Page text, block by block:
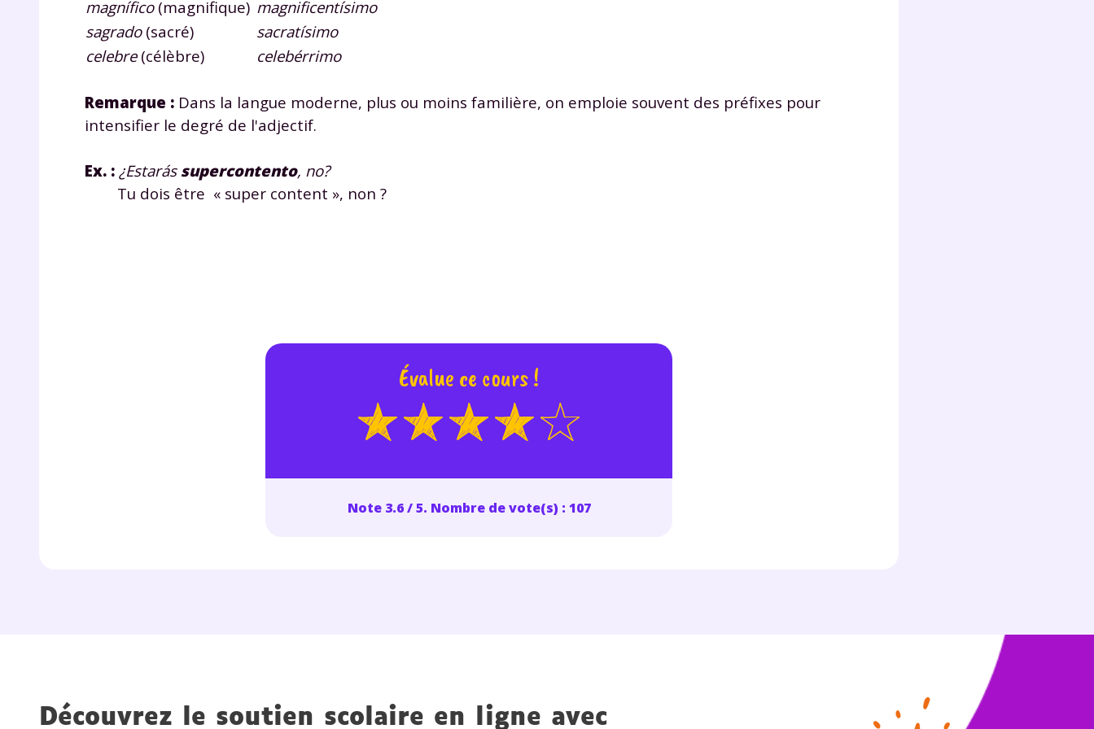
magnífico(magnifique) magnificentísimo
sagrado(sacré)
sacratísimo
celebre(célèbre) celebérrimo
Remarque : Dans la langue moderne, plus ou moins familière, on emploie souvent des préfixes pour
intensifier le degré de l'adjectif.
Ex. : ¿Estarás supercontento, no?
Tu dois être « super content », non ?
Évalue ce cours !
Note 3.6 / 5. Nombre de vote(s) : 107
Découvrez le soutien scolaire en ligne avec
de vos données personnelles et pour exercer vos droits, vous pouvez consulter
notre charte